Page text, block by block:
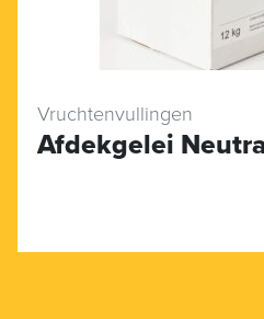
Vruchtenvullingen
Afdekgelei